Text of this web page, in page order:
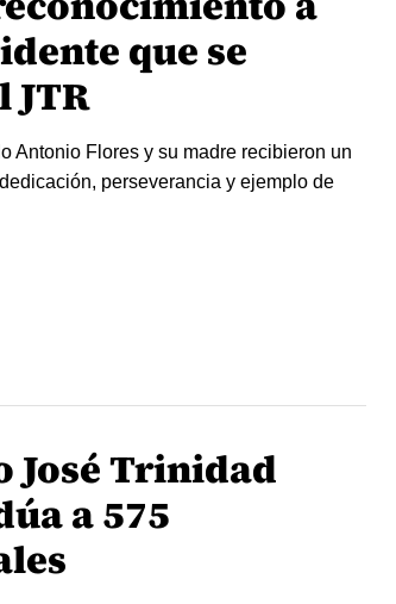
que se
JTR
Antonio Flores y su madre recibieron un
perseverancia y ejemplo de
José Trinidad
a 575